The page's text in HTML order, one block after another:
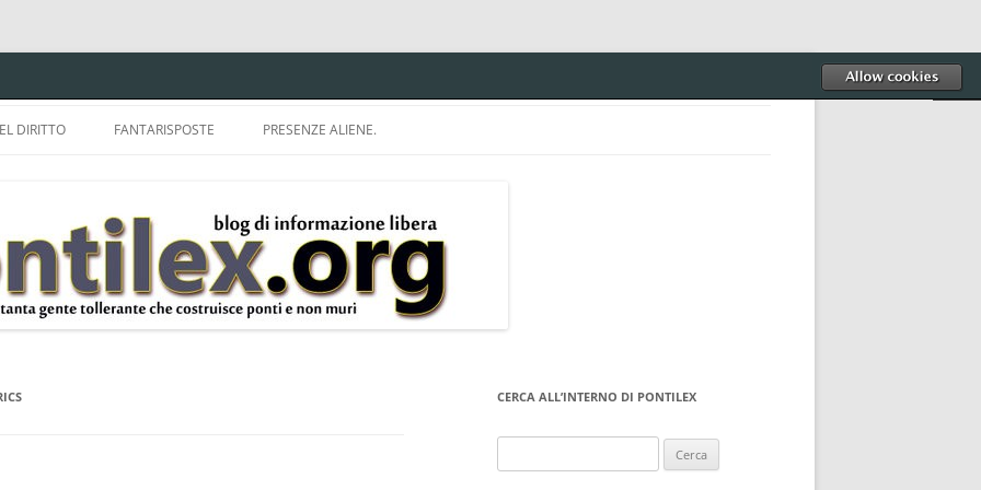
DIRITTO
DELLA LDA 633.
E
FANTARISPOSTE PRESENZE ALIENE.
CERCA ALL’INTERNO DI PONTILEX
per: